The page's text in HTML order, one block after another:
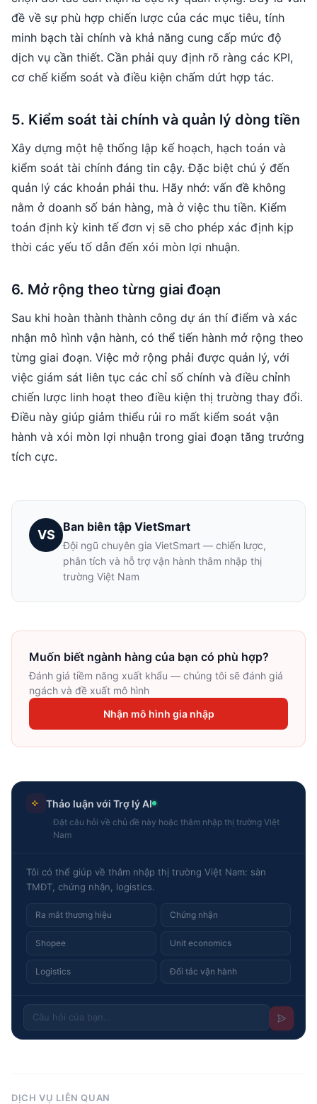
đề về sự phù hợp chiến lược của các mục tiêu, tính
minh bạch tài chính và khả năng cung cấp mức độ
dịch vụ cần thiết. Cần phải quy định rõ ràng các KPI,
cơ chế kiểm soát và điều kiện chấm dứt hợp tác.
5. Kiểm soát tài chính và quản lý dòng tiền
Xây dựng một hệ thống lập kế hoạch, hạch toán và
kiểm soát tài chính đáng tin cậy. Đặc biệt chú ý đến
quản lý các khoản phải thu. Hãy nhớ: vấn đề không
nằm ở doanh số bán hàng, mà ở việc thu tiền. Kiểm
toán định kỳ kinh tế đơn vị sẽ cho phép xác định kịp
thời các yếu tố dẫn đến xói mòn lợi nhuận.
6. Mở rộng theo từng giai đoạn
Sau khi hoàn thành thành công dự án thí điểm và xác
nhận mô hình vận hành, có thể tiến hành mở rộng theo
từng giai đoạn. Việc mở rộng phải được quản lý, với
việc giám sát liên tục các chỉ số chính và điều chỉnh
chiến lược linh hoạt theo điều kiện thị trường thay đổi.
Điều này giúp giảm thiểu rủi ro mất kiểm soát vận
hành và xói mòn lợi nhuận trong giai đoạn tăng trưởng
tích cực.
VS
Ban biên tập VietSmart
Đội ngũ chuyên gia VietSmart — chiến lược,
phân tích và hỗ trợ vận hành thâm nhập thị
trường Việt Nam
Muốn biết ngành hàng của bạn có phù hợp?
Đánh giá tiềm năng xuất khẩu — chúng tôi sẽ đánh giá
ngách và đề xuất mô hình
Nhận mô hình gia nhập
Thảo luận với Trợ lý AI
Đặt câu hỏi về chủ đề này hoặc thâm nhập thị trường Việt
Nam
Tôi có thể giúp về thâm nhập thị trường Việt Nam: sàn
TMĐT, chứng nhận, logistics.
Ra mắt thương hiệu Chứng nhận
Shopee Unit economics
Logistics Đối tác vận hành
DỊCH VỤ LIÊN QUAN